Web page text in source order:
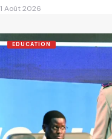
1 Août 2026
EDUCATION